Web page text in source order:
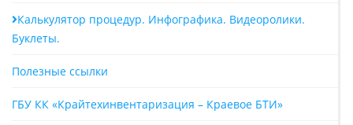
Калькулятор процедур. Инфографика. Видеоролики.
Буклеты.
Полезные ссылки
ГБУ КК «Крайтехинвентаризация – Краевое БТИ»